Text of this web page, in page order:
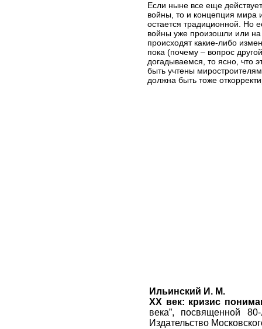
Если ныне все еще
войны, то и концепция мира
остается традиционной. Но
войны уже произошли или на
происходят какие-либо
пока (почему – вопрос
догадываемся, то ясно, что
быть учтены
должна быть тоже
Ильинский И. М.
XX век: кризис
века”, посвященной
Издательство